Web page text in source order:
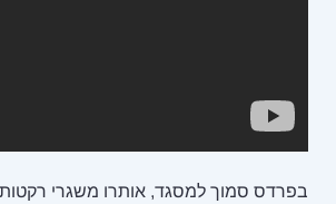
משגרי רקטות ואמצעי לחימה.